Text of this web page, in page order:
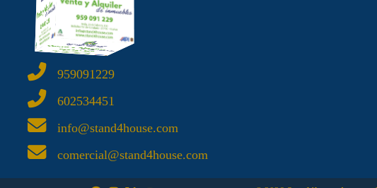
959091229
602534451
info@stand4house.com
comercial@stand4house.com